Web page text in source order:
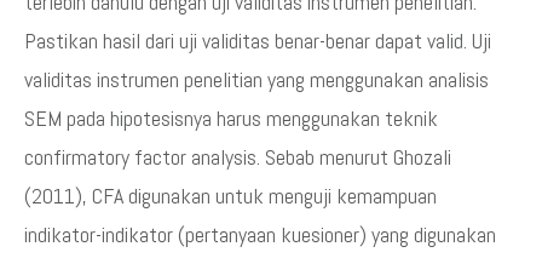
Pastikan hasil dari uji validitas benar-benar dapat valid. Uji
validitas instrumen penelitian yang menggunakan analisis
SEM pada hipotesisnya harus menggunakan teknik
confirmatory factor analysis. Sebab menurut Ghozali
(2011), CFA digunakan untuk menguji kemampuan
indikator-indikator (pertanyaan kuesioner) yang digunakan